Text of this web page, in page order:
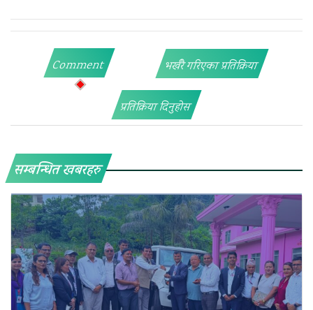
Comment भर्खरै गरिएका प्रतिक्रिया
प्रतिक्रिया दिनुहोस
सम्बन्धित खबरहरु